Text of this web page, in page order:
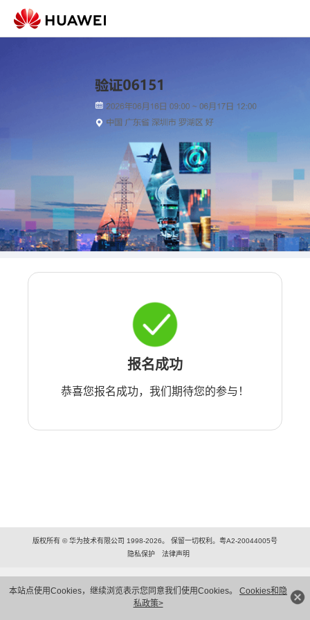
本站点使用Cookies，继续浏览表示您同意我们使用Cookies。 Cookies和隐
私政策>
报名成功
恭喜您报名成功，我们期待您的参与！
版权所有 © 华为技术有限公司 1998-2026。 保留一切权利。粤A2-20044005号
隐私保护
法律声明